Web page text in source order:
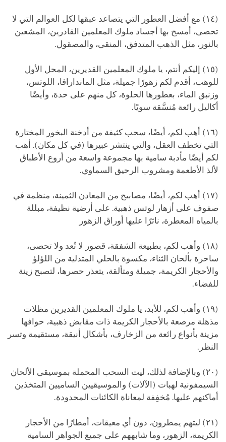
(١٤) مع أفضل العطور التي يتصاعد عبقها لكل العوالم التي لا
تحصى، أمسح بها أجساد ملوك المعلمين القادرين، المشعين
بالنور، مثل الذهب المتدفق، المنقى، والمصقول.
(١٥) إليكم أنتم، يا ملوك المعلمين القديرين، المحل الأول
للوهب، أقدم لكم زهورًا جميلة، مثل الماندارافا، اللوتس،
وزنبق الماء، بعطورها الحلوة، كل منهم على حدة، وأيضًا
أكاليل رائعة مُنسَّقة سويًا.
(١٦) أهب لكم، أيضًا، سحب كثيفة من أدخنة البخور المختارة
التي تخطف العقل، والتي ينتشر عبيرها (في كل مكان). أهب
لكم أيضًا مأدبة سامية بها مجموعة واسعة من أروع الأطباق
لألذ الأطعمة ومشروب الرحيق السماوي.
(١٧) أهب لكم، أيضًا، مصابيح من المعادن الثمينة، منظمة في
صفوف على أزهار لوتس ذهبية. على أرضية نظيفة، مبللة
بالمياه المعطرة، ناثرًا عليها أوراق الزهور
(١٨) وأهب لكم، بطبيعة الشفقة، قصور لا تُعد ولا تحصى،
ساحرة بألحان الثناء، مكسوة بالحلي المتدلية من اللؤلؤ
والأحجار الكريمة، جميلة ومتألقة، يتعذر حصرها، لتصبح زينة
للفضاء.
(١٩) وأهب لكم، للأبد، يا ملوك المعلمين القديرين مظلات
مذهلة مرصعة بالأحجار الكريمة ذات مقابض ذهبية، حوافها
مزينة بأنواع رائعة من الزخارف، بأشكال أنيقة، مستقيمة وتسر
النظر.
(٢٠) وبالإضافة لذلك، ليت السحب المحملة بموسيقى الألحان
السيمفونية لهبات (الآلات) والموسيقيين الساميين المتخذين
أماكنهم عليها. مُخفِفة لمعاناة الكائنات المحدودة.
(٢١) ليتهم يمطرون، دون أي معيقات، أمطارًا من الأحجار
الكريمة، الزهور، وما شابههم على جميع الجواهر السامية